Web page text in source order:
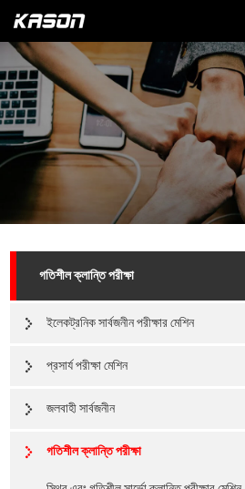
গতিশীল ক্লান্তি পরীক্ষা
ইলেকট্রনিক সার্বজনীন পরীক্ষার মেশিন
প্রসার্য পরীক্ষা মেশিন
জলবাহী সার্বজনীন
গতিশীল ক্লান্তি পরীক্ষা